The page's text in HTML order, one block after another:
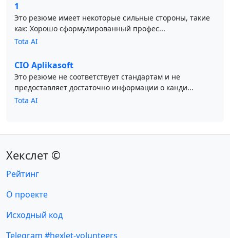
1
Это резюме имеет некоторые сильные стороны, такие
как: Хорошо сформулированный профес...
Tota AI
CIO Aplikasoft
Это резюме не соответствует стандартам и не
предоставляет достаточно информации о канди...
Tota AI
Хекслет ©
Рейтинг
О проекте
Исходный код
Telegram #hexlet-volunteers